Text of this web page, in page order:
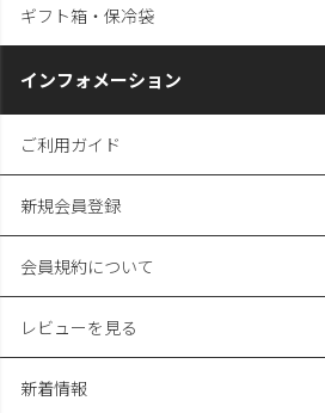
ギフト箱・保冷袋
インフォメーション
ご利用ガイド
新規会員登録
会員規約について
レビューを見る
新着情報